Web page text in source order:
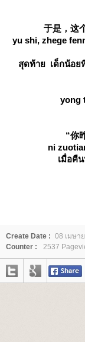
于是，这
yu shi, zhege
สุดท้าย เด็กน้อย
yong
“你
ni
เมื่อคื
Create Date : 08 เมษา
Counter :
2537